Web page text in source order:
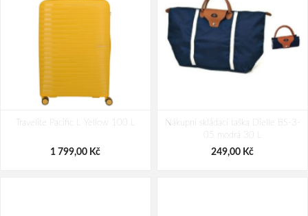
modrá Modrá 1 l
water stop
239,00 Kč
Travelite Pacific L Yellow 100 L
1 799,00 Kč
Nákupní skládací taška Dielle BS-3-
05 modrá 30 L
249,00 Kč